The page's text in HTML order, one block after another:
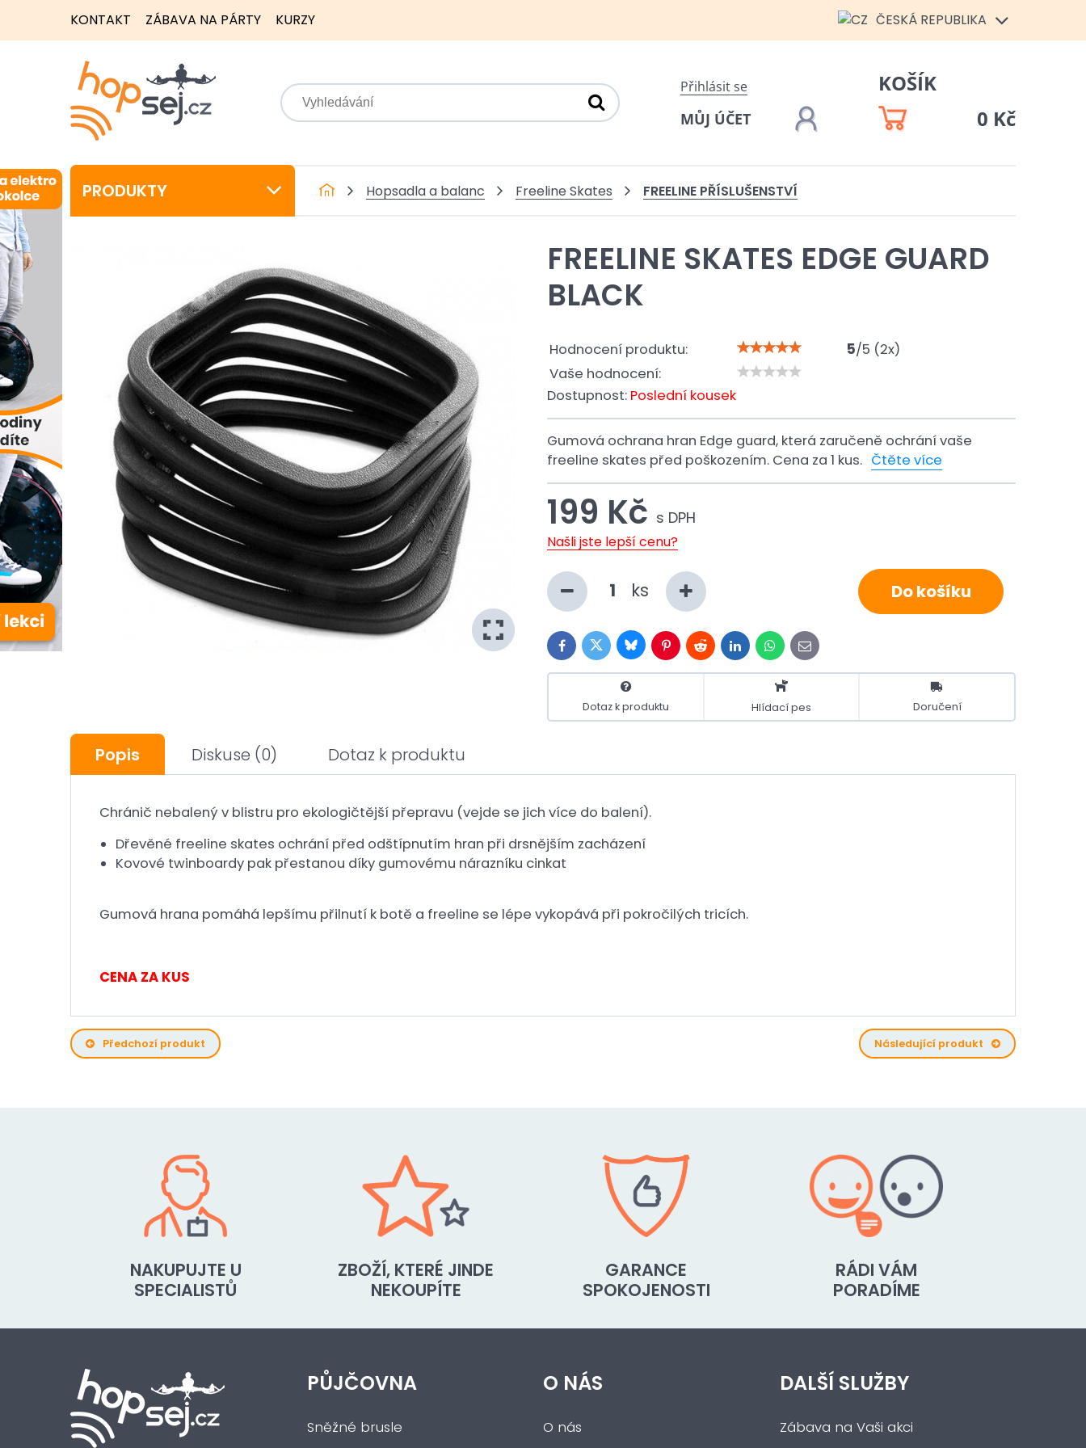
KONTAKT ZÁBAVA NA PÁRTY KURZY ČESKÁ REPUBLIKA
Přihlásit se
MŮJ ÚČET
KOŠÍK
0 Kč
PRODUKTY Hopsadla a balanc Freeline Skates FREELINE PŘÍSLUŠENSTVÍ
FREELINE SKATES EDGE GUARD
BLACK
Hodnocení produktu: 5/5 (2x)
Vaše hodnocení:
Dostupnost: Poslední kousek
Gumová ochrana hran Edge guard, která zaručeně ochrání vaše
freeline skates před poškozením. Cena za 1 kus. Čtěte více
199 Kč s DPH
Našli jste lepší cenu?
ks Do košíku
FacebookTwitterBlueskyPinterestRedditLinkedInWhatsApp
E-
mail
Dotaz k produktu Hlídací pes Doručení
Popis Diskuse (0) Dotaz k produktu
Chránič nebalený v blistru pro ekologičtější přepravu (vejde se jich více do balení).
Dřevěné freeline skates ochrání před odštípnutím hran při drsnějším zacházení
Kovové twinboardy pak přestanou díky gumovému nárazníku cinkat
Gumová hrana pomáhá lepšímu přilnutí k botě a freeline se lépe vykopává při pokročilých tricích.
CENA ZA KUS
Předchozí produkt Následující produkt
NAKUPUJTE U
SPECIALISTŮ
ZBOŽÍ, KTERÉ JINDE
NEKOUPÍTE
GARANCE
SPOKOJENOSTI
RÁDI VÁM
PORADÍME
PŮJČOVNA
Sněžné brusle
O NÁS
O nás
DALŠÍ SLUŽBY
Zábava na Vaši akci